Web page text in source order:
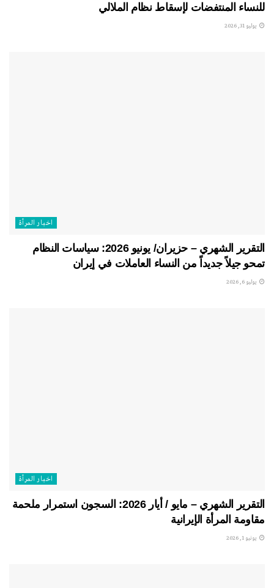
للنساء المنتفضات لإسقاط نظام الملالي
يوليو 31, 2026
اخبار المرأة
التقرير الشهري – حزيران/ يونيو 2026: سياسات النظام
تمحو جيلاً جديداً من النساء العاملات في إيران
يوليو 6, 2026
اخبار المرأة
التقرير الشهري – مايو / أيار 2026: السجون استمرار ملحمة
مقاومة المرأة الإيرانية
يونيو 1, 2026